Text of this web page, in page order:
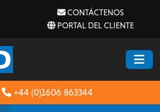
CONTÁCTENOS
PORTAL DEL CLIENTE
+44 (0)1606 863344